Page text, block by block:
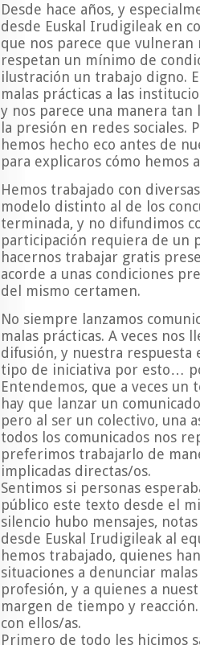
Desde hace años, y
desde Euskal Irudigileak en
que nos parece que
respetan un mínimo de
ilustración un trabajo digno.
malas prácticas a las
y nos parece una manera
la presión en redes sociales.
hemos hecho eco antes de
para explicaros cómo hemos
Hemos trabajado con
modelo distinto al de los
terminada, y no difundimos
participación requiera de un
hacernos trabajar gratis
acorde a unas condiciones
del mismo certamen.
No siempre lanzamos
malas prácticas. A veces nos
difusión, y nuestra respuesta
tipo de iniciativa por esto…
Entendemos, que a veces un
hay que lanzar un
pero al ser un colectivo, una
todos los comunicados nos
preferimos trabajarlo de
implicadas directas/os.
Sentimos si personas
público este texto desde el
silencio hubo mensajes,
desde Euskal Irudigileak al
hemos trabajado, quienes
situaciones a denunciar
profesión, y a quienes a
margen de tiempo y
con ellos/as.
Primero de todo les hicimos